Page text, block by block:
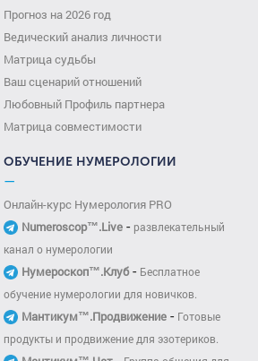
Прогноз на 2026 год
Ведический анализ личности
Матрица судьбы
Ваш сценарий отношений
Любовный Профиль партнера
Матрица совместимости
ОБУЧЕНИЕ НУМЕРОЛОГИИ
—
Онлайн-курс Нумерология PRO
Numeroscop™.Live - развлекательный
канал о нумерологии
Нумероскоп™.Клуб- Бесплатное
обучение нумерологии для новичков.
Мантикум™.Продвижение - Готовые
продукты и продвижение для эзотериков.